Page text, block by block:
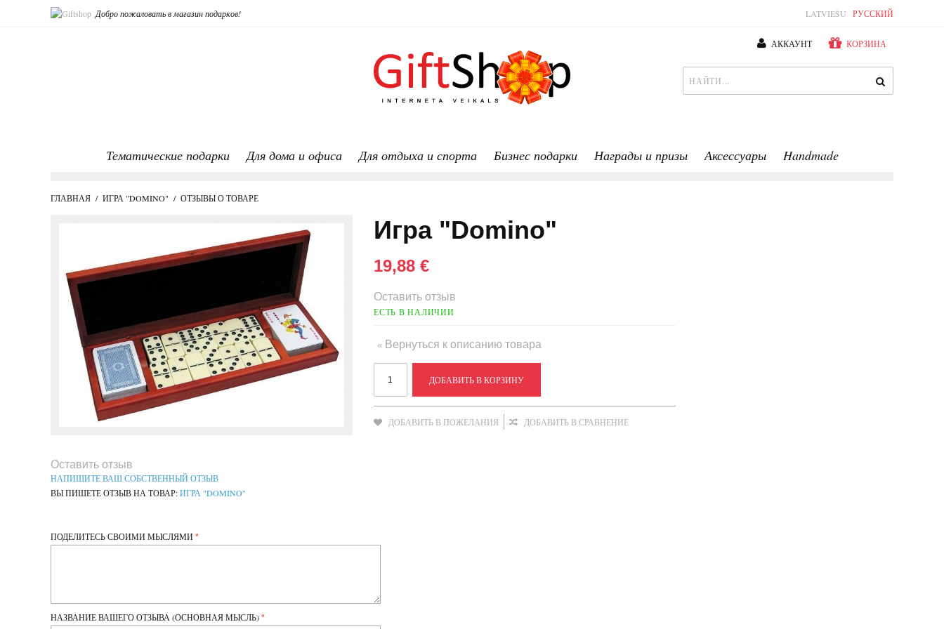
Добро пожаловать в магазин подарков! LATVIEŠU РУССКИЙ
АККАУНТ КОРЗИНА
Тематические подарки Для дома и офиса Для отдыха и спорта Бизнес подарки Награды и призы Аксессуары Handmade
ГЛАВНАЯ / ИГРА "DOMINO" / ОТЗЫВЫ О ТОВАРЕ
Игра "Domino"
19,88 €
Оставить отзыв
ЕСТЬ В НАЛИЧИИ
« Вернуться к описанию товара
ДОБАВИТЬ В КОРЗИНУ
ДОБАВИТЬ В ПОЖЕЛАНИЯ ДОБАВИТЬ В СРАВНЕНИЕ
Оставить отзыв
НАПИШИТЕ ВАШ СОБСТВЕННЫЙ ОТЗЫВ
ВЫ ПИШЕТЕ ОТЗЫВ НА ТОВАР:ИГРА "DOMINO"
ПОДЕЛИТЕСЬ СВОИМИ МЫСЛЯМИ
НАЗВАНИЕ ВАШЕГО ОТЗЫВА (ОСНОВНАЯ МЫСЛЬ)